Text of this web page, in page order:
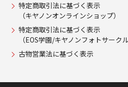
特定商取引法に基づく表示
（キヤノンオンラインショップ）
特定商取引法に基づく表示
（EOS学園/キヤノンフォトサークル
古物営業法に基づく表示